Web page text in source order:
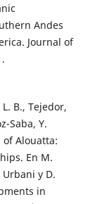
Andes
Journal of
B., Tejedor,
Saba, Y.
of Alouatta:
En M.
Urbani y D.
in